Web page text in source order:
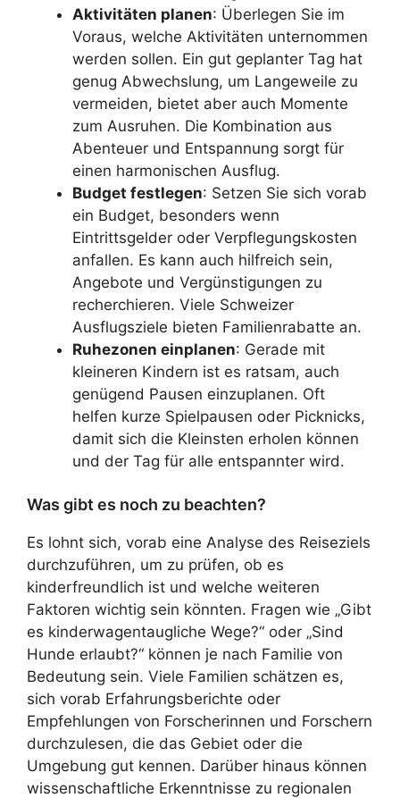
Aktivitäten planen: Überlegen Sie im
Voraus, welche Aktivitäten unternommen
werden sollen. Ein gut geplanter Tag hat
genug Abwechslung, um Langeweile zu
vermeiden, bietet aber auch Momente
zum Ausruhen. Die Kombination aus
Abenteuer und Entspannung sorgt für
einen harmonischen Ausflug.
Budget festlegen: Setzen Sie sich vorab
ein Budget, besonders wenn
Eintrittsgelder oder Verpflegungskosten
anfallen. Es kann auch hilfreich sein,
Angebote und Vergünstigungen zu
recherchieren. Viele Schweizer
Ausflugsziele bieten Familienrabatte an.
Ruhezonen einplanen: Gerade mit
kleineren Kindern ist es ratsam, auch
genügend Pausen einzuplanen. Oft
helfen kurze Spielpausen oder Picknicks,
damit sich die Kleinsten erholen können
und der Tag für alle entspannter wird.
Was gibt es noch zu beachten?
Es lohnt sich, vorab eine Analyse des Reiseziels
durchzuführen, um zu prüfen, ob es
kinderfreundlich ist und welche weiteren
Faktoren wichtig sein könnten. Fragen wie „Gibt
es kinderwagentaugliche Wege?“ oder „Sind
Hunde erlaubt?“ können je nach Familie von
Bedeutung sein. Viele Familien schätzen es,
sich vorab Erfahrungsberichte oder
Empfehlungen von Forscherinnen und Forschern
durchzulesen, die das Gebiet oder die
Umgebung gut kennen. Darüber hinaus können
wissenschaftliche Erkenntnisse zu regionalen